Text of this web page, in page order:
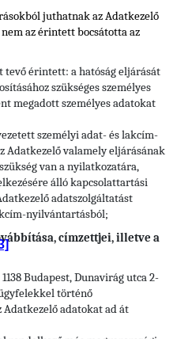
juthatnak az Adatkezelő
az érintett bocsátotta az
tevő érintett: a hatóság eljárását
szükséges személyes
megadott személyes adatokat
személyi adat- és lakcím-
Adatkezelő valamely eljárásának
van a nyilatkozatára,
álló kapcsolattartási
adatszolgáltatást
nyilvántartásból;
címzettjei, illetve a
Budapest, Dunavirág utca 2-
történő
adatokat ad át